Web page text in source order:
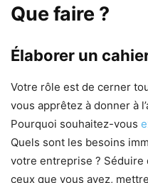
Que faire ?
Élaborer un
Votre rôle est de cerner
vous apprêtez à donner à
Pourquoi souhaitez-vous
Quels sont les besoins
votre entreprise ?
ceux que vous avez,